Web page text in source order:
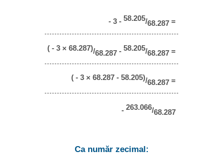
- 3 - 58.205/68.287 =
( - 3 × 68.287)/68.287 - 58.205/68.287 =
( - 3 × 68.287 - 58.205)/68.287 =
- 263.066/68.287
Ca număr zecimal: